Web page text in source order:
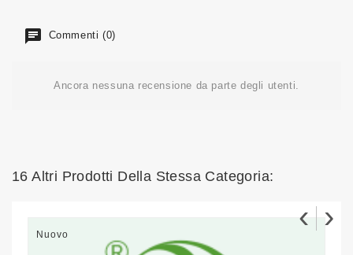
Commenti (0)
Ancora nessuna recensione da parte degli utenti.
16 Altri Prodotti Della Stessa Categoria:
Nuovo
‹ ›